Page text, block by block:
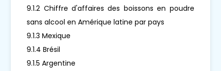
9.1.2 Chiffre d'affaires des boissons en poudre
sans alcool en Amérique latine par pays
9.1.3 Mexique
9.1.4 Brésil
9.1.5 Argentine